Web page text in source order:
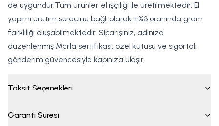
de uygundur.Tüm ürünler el işçiliği ile üretilmektedir. El
yapımı üretim sürecine bağlı olarak ±%3 oranında gram
farklılığı oluşabilmektedir. Siparişiniz, adınıza
düzenlenmiş Marla sertifikası, özel kutusu ve sigortalı
gönderim güvencesiyle kapınıza ulaşır.
Taksit Seçenekleri
Garanti Süresi